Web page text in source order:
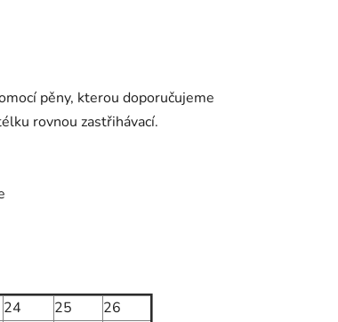
pěny, kterou doporučujeme
rovnou zastřihávací.
24 25
26